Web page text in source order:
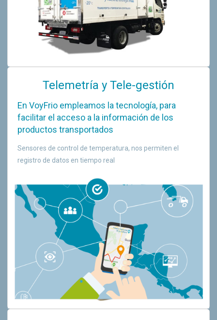
Telemetría y Tele-gestión
En VoyFrio empleamos la tecnología, para
facilitar el acceso a la información de los
productos transportados
Sensores de control de temperatura, nos permiten el
registro de datos en tiempo real